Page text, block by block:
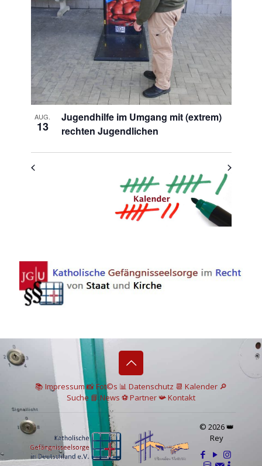
Photo
View
AUG.
13
Jugendhilfe im Umgang mit (extrem)
rechten Jugendlichen
📚 Impressum📸Fot©s 📊 Datenschutz 📆 Kalender 🔎
Suche 📘 News ⚽Partner📯Kontakt
© 2026 👑
Rey